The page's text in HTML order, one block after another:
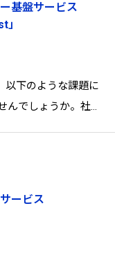
基盤サービス
」
以下のような課題に
んでしょうか。社員
ービス